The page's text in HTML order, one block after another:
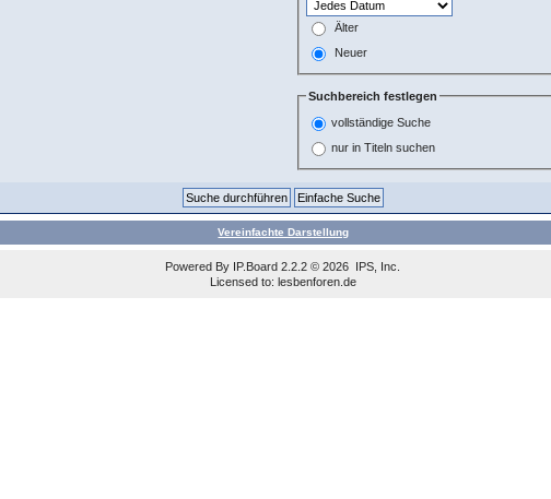
Älter
Neuer
Suchbereich festlegen
vollständige Suche
nur in Titeln suchen
Vereinfachte Darstellung
Powered By IP.Board 2.2.2 © 2026 IPS, Inc
Licensed to: lesbenforen.de